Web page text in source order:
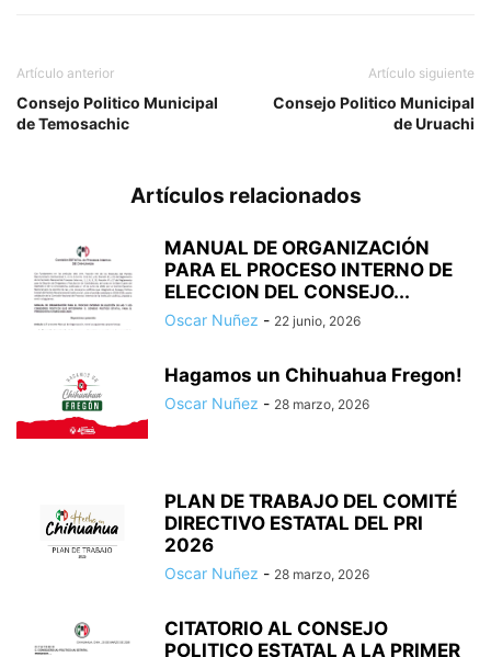
Artículo anterior
Consejo Politico Municipal
de Temosachic
Artículo siguiente
Consejo Politico Municipal
de Uruachi
Artículos relacionados
MANUAL DE ORGANIZACIÓN
PARA EL PROCESO INTERNO DE
ELECCION DEL CONSEJO...
Oscar Nuñez - 22 junio, 2026
Hagamos un Chihuahua Fregon!
Oscar Nuñez - 28 marzo, 2026
PLAN DE TRABAJO DEL COMITÉ
DIRECTIVO ESTATAL DEL PRI
2026
Oscar Nuñez - 28 marzo, 2026
CITATORIO AL CONSEJO
POLITICO ESTATAL A LA PRIMER